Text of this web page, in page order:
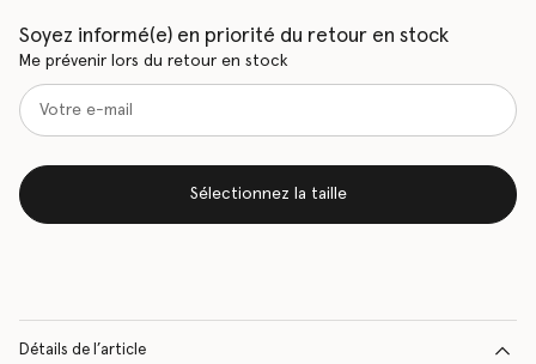
Soyez informé(e) en priorité du retour en stock
Me prévenir lors du retour en stock
Sélectionnez la taille
Détails de l’article